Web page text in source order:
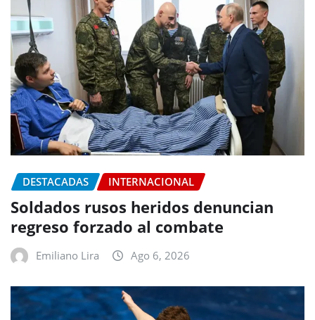
DESTACADAS INTERNACIONAL
Soldados rusos heridos denuncian
regreso forzado al combate
Emiliano Lira Ago 6, 2026